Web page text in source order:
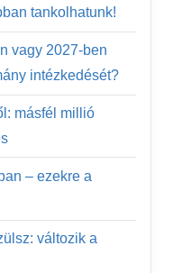
tankolhatunk!
vagy 2027-ben
intézkedését?
másfél millió
– ezekre a
változik a